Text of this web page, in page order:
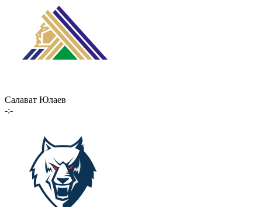
Салават Юлаев
-:-